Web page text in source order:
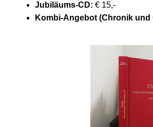
Jubiläums-CD: € 15,-
Kombi-Angebot (Chronik und